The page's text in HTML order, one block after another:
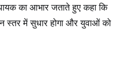
का आभार जताते हुए कहा कि
स्तर में सुधार होगा और युवाओं को